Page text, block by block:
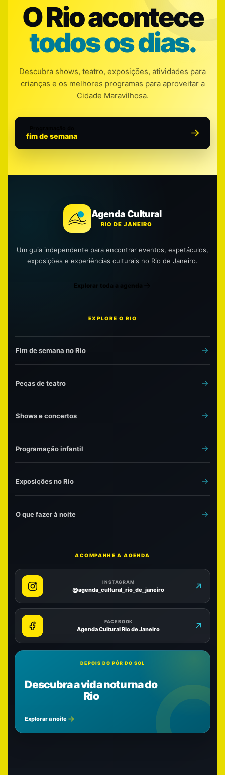
O Rio acontece
todos os dias.
Descubra shows, teatro, exposições, atividades para
crianças e os melhores programas para aproveitar a
Cidade Maravilhosa.
fim de semana
Agenda Cultural
RIO DE JANEIRO
Um guia independente para encontrar eventos, espetáculos,
exposições e experiências culturais no Rio de Janeiro.
Explorar toda a agenda
EXPLORE O RIO
Fim de semana no Rio
Peças de teatro
Shows e concertos
Programação infantil
Exposições no Rio
O que fazer à noite
ACOMPANHE A AGENDA
INSTAGRAM
@agenda_cultural_rio_de_janeiro
FACEBOOK
Agenda Cultural Rio de Janeiro
DEPOIS DO PÔR DO SOL
Descubra a vida noturna do
Rio
Explorar a noite